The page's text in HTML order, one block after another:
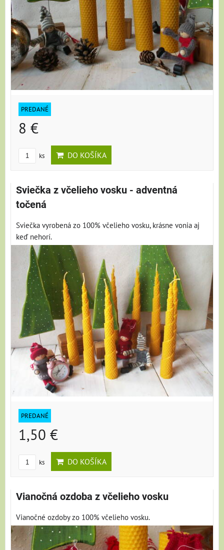
PREDANÉ
8 €
ks DO KOŠÍKA
Sviečka z včelieho vosku - adventná
točená
Sviečka vyrobená zo 100% včelieho vosku, krásne vonia aj
keď nehorí.
PREDANÉ
1,50 €
ks DO KOŠÍKA
Vianočná ozdoba z včelieho vosku
Vianočné ozdoby zo 100% včelieho vosku.